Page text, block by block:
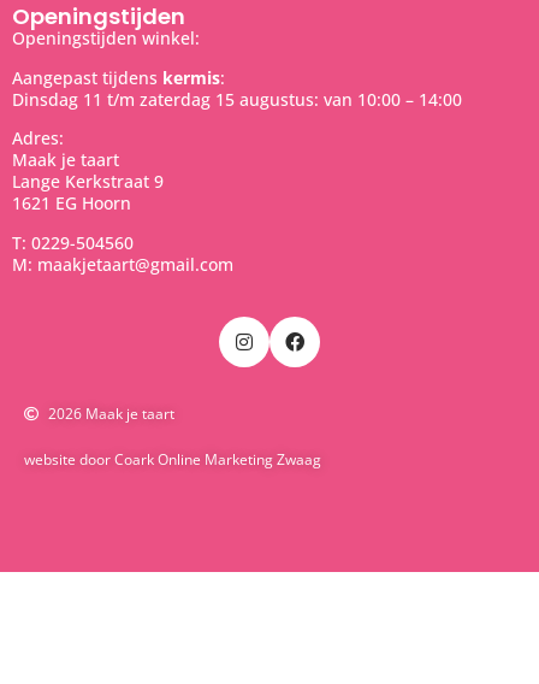
Openingstijden
Openingstijden winkel:
Aangepast tijdens kermis:
Dinsdag 11 t/m zaterdag 15 augustus: van 10:00 – 14:00
Adres:
Maak je taart
Lange Kerkstraat 9
1621 EG Hoorn
T: 0229-504560
M: maakjetaart@gmail.com
2026 Maak je taart
website door Coark Online Marketing Zwaag